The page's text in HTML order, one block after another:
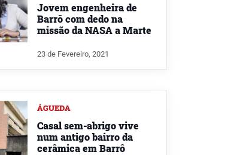
Jovem engenheira de
Barrô com dedo na
missão da NASA a Marte
23 de Fevereiro, 2021
ÁGUEDA
Casal sem-abrigo vive
num antigo bairro da
cerâmica em Barrô